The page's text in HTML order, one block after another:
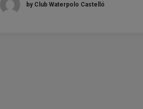
by Club Waterpolo Castelló